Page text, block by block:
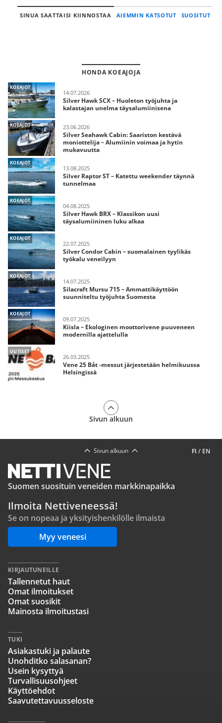
SINUA SAATTAISI KIINNOSTAA AIEMMIN KATSOTUT SUOSITUT
HONDA KOEAJOJA
KOEAJOT
14.07.2026
Silver Hawk SCX – Huoleton työjuhta ja
kalastajan unelma täysalumiinisena
KOEAJOT 23.06.2026
Silver Seahawk Cabin: Saariston kestävä
moniottelija – Alumiinin voimaa ja hytin
mukavuutta
KOEAJOT
13.08.2025
Silver Raptor ST – Katettu weekender täynnä
tunnelmaa
KOEAJOT
04.08.2025
Silver Hawk BRX – Klassikon uusi
täysalumiininen luku alkaa
KOEAJOT
22.07.2025
Silver Condor Cabin – suomalainen tyylikäs
työkalu veneilyyn
KOEAJOT
14.07.2025
Silacraft Mursu 715 – Ammattikäyttöön
suunniteltu työjuhta Suomesta
KOEAJOT
09.07.2025
Kiisla – Ekologinen moottorivene puuveneen
modernilla ajattelulla
UUTISET
26.03.2025
Vene 25 Båt -messut järjestetään helmikuussa
Helsingissä
Sivun alkuun
FI / EN
Sivun alkuun
Suomen suosituin veneiden markkinapaikka
Ilmoita Nettiveneessä!
Se on nopeaa ja yksityishenkilölle ilmaista
Myy veneesi
KIRJAUTUNEILLE
Tallennetut haut
Omat ilmoitukset
Omat suosikit
Mainosta ilmoitustasi
TUKI
Asiakastuki ja palaute
Unohditko salasanan?
Usein kysyttyä
Turvallisuusohjeet
Käyttöehdot
Saavutettavuusseloste